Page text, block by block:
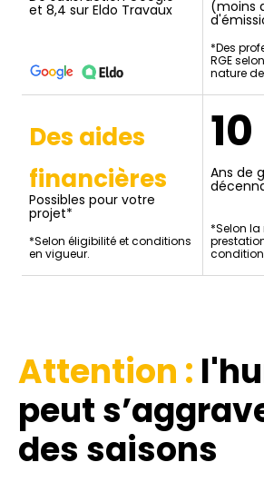
et 8,4 sur Eldo Travaux (moins
*Des
RGE
nature
Des aides
financières
Possibles pour votre
projet*
*Selon éligibilité et conditions
en vigueur.
10
Ans de
*Selon la
Attention :
peut
des saisons